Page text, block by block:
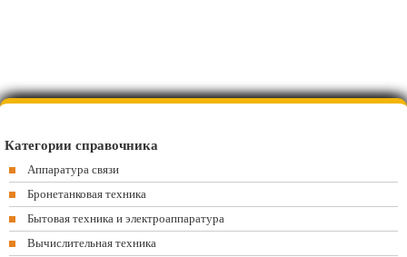
Категории справочника
Аппаратура связи
Бронетанковая техника
Бытовая техника и электроаппаратура
Вычислительная техника